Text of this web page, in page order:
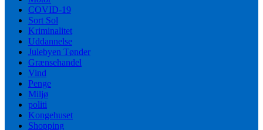
COVID-19
Sort Sol
Kriminalitet
Uddannelse
Julebyen Tønder
Grænsehandel
Vind
Penge
Miljø
politi
Kongehuset
Shopping